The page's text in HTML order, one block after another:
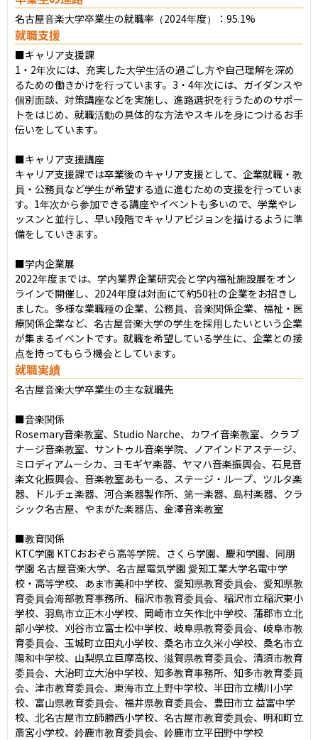
名古屋音楽大学卒業生の就職率（2024年度）：95.1%
就職支援
■キャリア支援課
1・2年次には、充実した大学生活の過ごし方や自己理解を深め
るための働きかけを行っています。3・4年次には、ガイダンスや
個別面談、対策講座などを実施し、進路選択を行うためのサポー
トをはじめ、就職活動の具体的な方法やスキルを身につけるお手
伝いをしています。
■キャリア支援講座
キャリア支援課では卒業後のキャリア支援として、企業就職・教
員・公務員など学生が希望する道に進むための支援を行っていま
す。1年次から参加できる講座やイベントも多いので、学業やレ
ッスンと並行し、早い段階でキャリアビジョンを描けるように準
備をしていきます。
■学内企業展
2022年度までは、学内業界企業研究会と学内福祉施設展をオン
ラインで開催し、2024年度は対面にて約50社の企業をお招きし
ました。多様な業職種の企業、公務員、音楽関係企業、福祉・医
療関係企業など、名古屋音楽大学の学生を採用したいという企業
が集まるイベントです。就職を希望している学生に、企業との接
点を持ってもらう機会としています。
就職実績
名古屋音楽大学卒業生の主な就職先
■音楽関係
Rosemary⾳楽教室、Studio Narche、カワイ⾳楽教室、クラブ
ナージ⾳楽教室、サントゥル⾳楽学院、ノアインドアステージ、
ミロディアムーシカ、ヨモギヤ楽器、ヤマハ⾳楽振興会、⽯⾒⾳
楽⽂化振興会、⾳楽教室あもーる、ステージ・ループ、ツルタ楽
器、ドルチェ楽器、河合楽器製作所、第⼀楽器、島村楽器、クラ
シック名古屋、やまがた楽器店、⾦澤⾳楽教室
■教育関係
KTC学園 KTCおおぞら⾼等学院、さくら学園、慶和学園、同朋
学園 名古屋⾳楽⼤学、名古屋電気学園 愛知⼯業⼤学名電中学
校・⾼等学校、あま市美和中学校、愛知県教育委員会、愛知県教
育委員会海部教育事務所、稲沢市教育委員会、稲沢市⽴稲沢東⼩
学校、⽻島市⽴正⽊⼩学校、岡崎市⽴⽮作北中学校、蒲郡市⽴北
部⼩学校、刈⾕市⽴富⼠松中学校、岐⾩県教育委員会、岐⾩市教
育委員会、⽟城町⽴⽥丸⼩学校、桑名市⽴久⽶⼩学校、桑名市⽴
陽和中学校、⼭梨県⽴巨摩高校、滋賀県教育委員会、清須市教育
委員会、⼤治町⽴⼤治中学校、知多教育事務所、知多市教育委員
会、津市教育委員会、東海市⽴上野中学校、半⽥市⽴横川⼩学
校、富⼭県教育委員会、福井県教育委員会、豊⽥市⽴ 益富中学
校、北名古屋市⽴師勝⻄⼩学校、名古屋市教育委員会、明和町⽴
斎宮⼩学校、鈴⿅市教育委員会、鈴⿅市⽴平⽥野中学校